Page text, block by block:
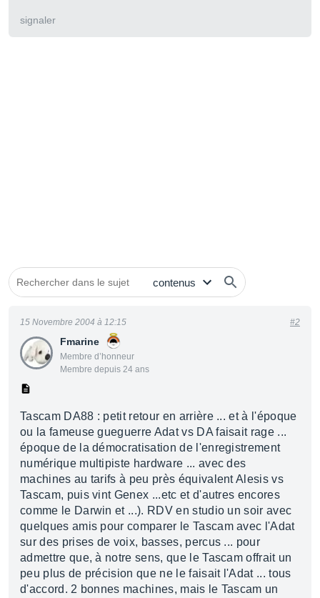
signaler
Fmarine
Membre d’honneur
Membre depuis 24 ans
15 Novembre 2004 à 12:15 #2
Tascam DA88 : petit retour en arrière ... et à l'époque
ou la fameuse gueguerre Adat vs DA faisait rage ...
époque de la démocratisation de l'enregistrement
numérique multipiste hardware ... avec des
machines au tarifs à peu près équivalent Alesis vs
Tascam, puis vint Genex ...etc et d'autres encores
comme le Darwin et ...). RDV en studio un soir avec
quelques amis pour comparer le Tascam avec l'Adat
sur des prises de voix, basses, percus ... pour
admettre que, à notre sens, que le Tascam offrait un
peu plus de précision que ne le faisait l'Adat ... tous
d'accord. 2 bonnes machines, mais le Tascam un